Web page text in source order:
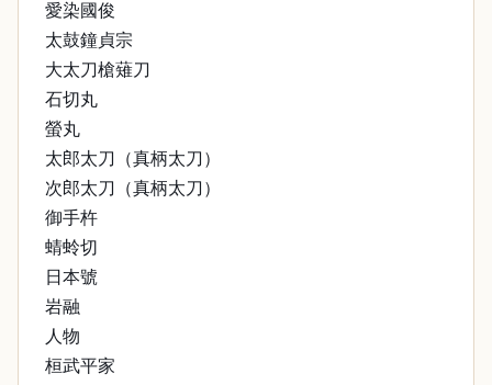
愛染國俊
太鼓鐘貞宗
大太刀槍薙刀
石切丸
螢丸
太郎太刀（真柄太刀）
次郎太刀（真柄太刀）
御手杵
蜻蛉切
日本號
岩融
人物
桓武平家